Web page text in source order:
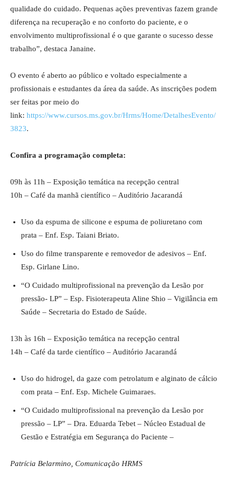
qualidade do cuidado. Pequenas ações preventivas fazem grande
diferença na recuperação e no conforto do paciente, e o
envolvimento multiprofissional é o que garante o sucesso desse
trabalho”, destaca Janaine.
O evento é aberto ao público e voltado especialmente a
profissionais e estudantes da área da saúde. As inscrições podem
ser feitas por meio do
link: https://www.cursos.ms.gov.br/Hrms/Home/DetalhesEvento/
3823.
Confira a programação completa:
09h às 11h – Exposição temática na recepção central
10h – Café da manhã científico – Auditório Jacarandá
Uso da espuma de silicone e espuma de poliuretano com
prata – Enf. Esp. Taiani Briato.
Uso do filme transparente e removedor de adesivos – Enf.
Esp. Girlane Lino.
“O Cuidado multiprofissional na prevenção da Lesão por
pressão- LP” – Esp. Fisioterapeuta Aline Shio – Vigilância em
Saúde – Secretaria do Estado de Saúde.
13h às 16h – Exposição temática na recepção central
14h – Café da tarde científico – Auditório Jacarandá
Uso do hidrogel, da gaze com petrolatum e alginato de cálcio
com prata – Enf. Esp. Michele Guimaraes.
“O Cuidado multiprofissional na prevenção da Lesão por
pressão – LP” – Dra. Eduarda Tebet – Núcleo Estadual de
Gestão e Estratégia em Segurança do Paciente –
Patrícia Belarmino, Comunicação HRMS